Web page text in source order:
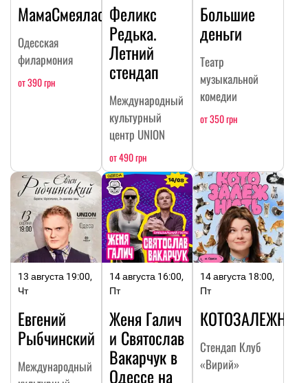
МамаСмеялась
Одесская
филармония
от 390 грн
Феликс
Редька.
Летний
стендап
Международный
культурный
центр UNION
от 490 грн
Большие
деньги
Театр
музыкальной
комедии
от 350 грн
13 августа 19:00,
Чт
Евгений
Рыбчинский
Международный
14 августа 16:00,
Пт
Женя Галич
и Святослав
Вакарчук в
Одессе на
14 августа 18:00,
Пт
Стендап Клуб
«Вирий»